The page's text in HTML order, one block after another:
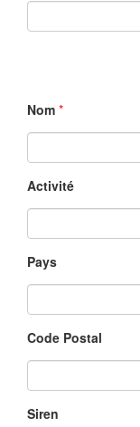
Nom *
Activité
Pays
Code Postal
Siren